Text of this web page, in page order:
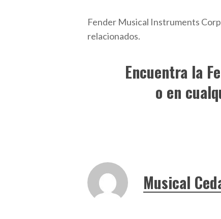
Fender Musical Instruments
relacionados.
Encuentra la
o en
Musical